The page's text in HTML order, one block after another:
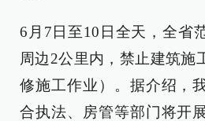
6月7日至10日全天，全省
周边2公里内，禁止建筑施
修施工作业）。据介绍，
合执法、房管等部门将开